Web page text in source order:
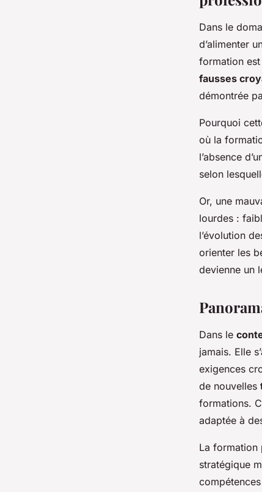
Dans le
d’alimenter
formation
fausses
démontrée
Pourquoi
où la
l’absence
selon
Or, une
lourdes :
l’évolution
orienter les
devienne un
Dans le
jamais. Elle
exigences
de nouvelles
formations.
adaptée à
La formation
stratégique